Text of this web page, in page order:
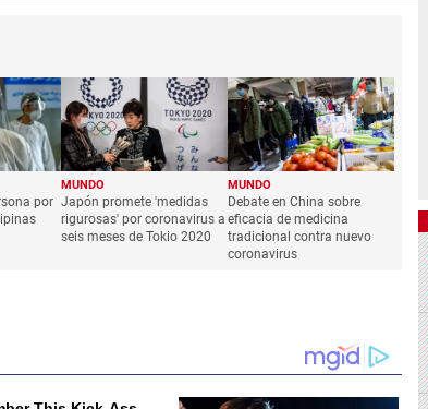
por
MUNDO
Japón promete 'medidas
rigurosas' por coronavirus a
seis meses de Tokio 2020
MUNDO
Debate en China sobre
eficacia de medicina
tradicional contra nuevo
coronavirus